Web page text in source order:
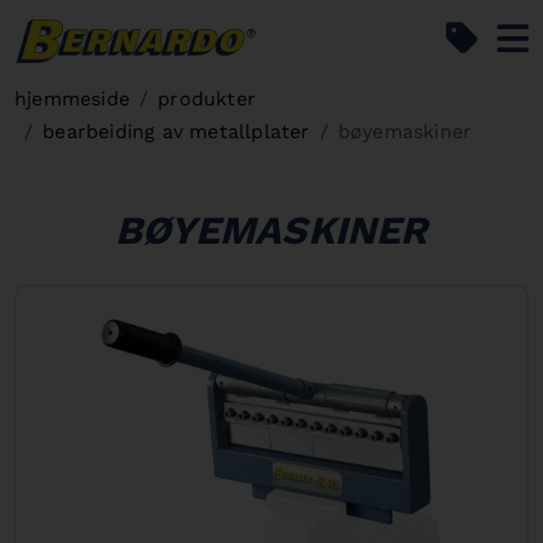
hjemmeside
produkter
bearbeiding av metallplater
bøyemaskiner
BØYEMASKINER